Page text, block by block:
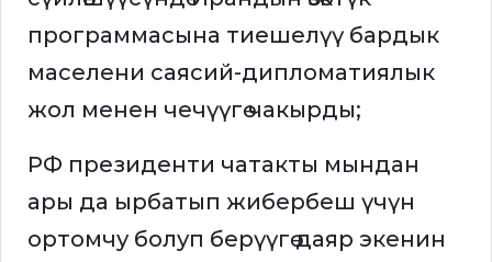
программасына тиешелүү бардык
маселени саясий-дипломатиялык
жол менен чечүүгө чакырды;
РФ президенти чатакты мындан
ары да ырбатып жибербеш үчүн
ортомчу болуп берүүгө даяр экенин